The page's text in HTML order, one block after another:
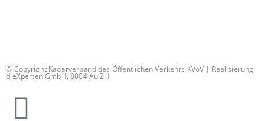
© Copyright Kaderverband des Öffentlichen Verkehrs KVöV | Realisierung
dieXperten GmbH, 8804 Au ZH